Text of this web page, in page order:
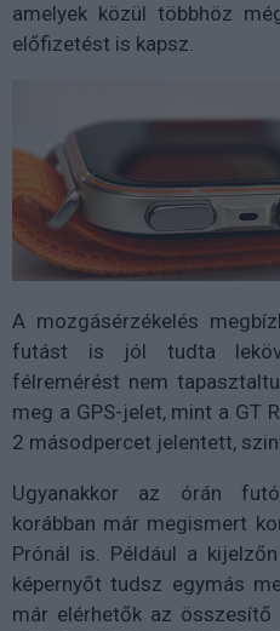
amelyek közül többhöz
előfizetést is kapsz.
A mozgásérzékelés
futást is jól tudta
félremérést nem
meg a GPS-jelet, mint a GT
2 másodpercet jelentett,
Ugyanakkor az órán futó
korábban már megismert
Prónál is. Például a
képernyőt tudsz egymás
már elérhetők az összesítő